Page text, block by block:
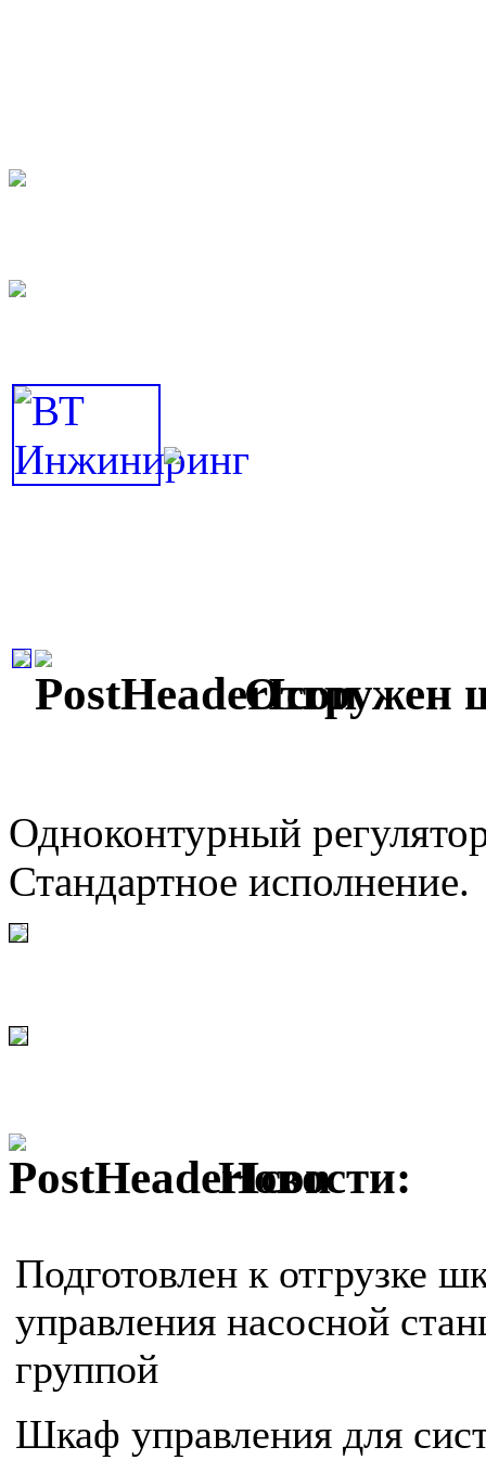
Отгружен
Одноконтурный
Стандартное исполнение.
Новости:
Подготовлен к отгрузке
управления насосной
группой
Шкаф управления для